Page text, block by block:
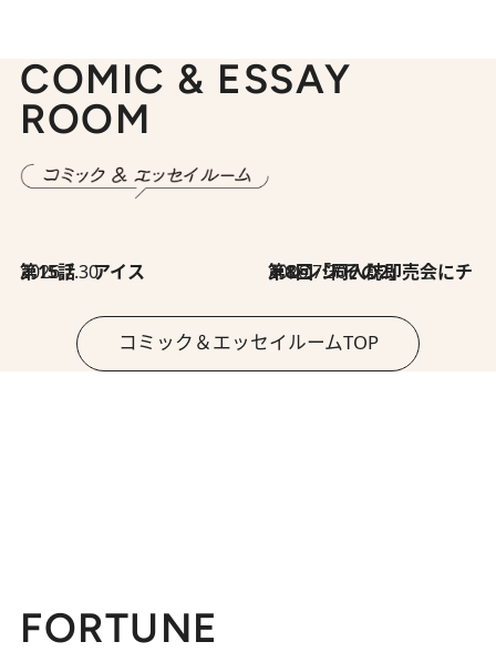
COMIC & ESSAY
ROOM
2026.7.30
第15話 アイス 2026.7.30
第8回「同人誌即売会にチャレンジ その2」
コミック＆エッセイルームTOP
FORTUNE